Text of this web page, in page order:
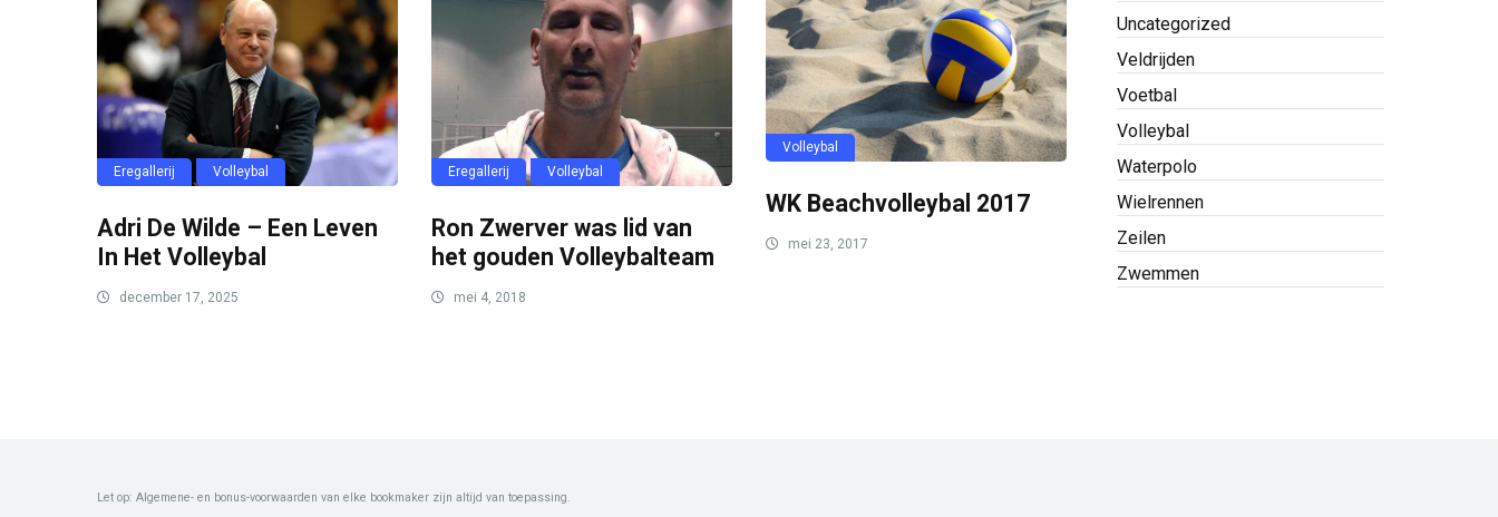
Eregallerij Volleybal
Adri De Wilde – Een Leven
In Het Volleybal
december 17, 2025
Eregallerij Volleybal
Ron Zwerver was lid van
het gouden Volleybalteam
mei 4, 2018
Volleybal
WK Beachvolleybal 2017
mei 23, 2017
Uncategorized
Veldrijden
Voetbal
Volleybal
Waterpolo
Wielrennen
Zeilen
Zwemmen
Let op: Algemene- en bonus-voorwaarden van elke bookmaker zijn altijd van toepassing.